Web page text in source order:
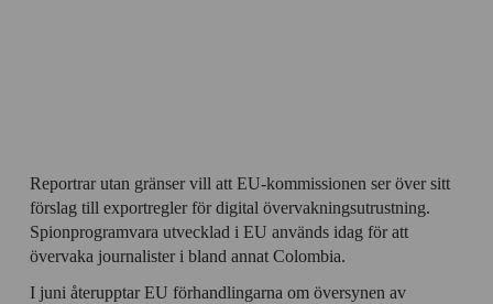
Reportrar utan gränser vill att EU-kommissionen ser över sitt
förslag till exportregler för digital övervakningsutrustning.
Spionprogramvara utvecklad i EU används idag för att
övervaka journalister i bland annat Colombia.
I juni återupptar EU förhandlingarna om översynen av